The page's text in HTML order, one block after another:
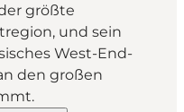
größte
und sein
West-End-
den großen